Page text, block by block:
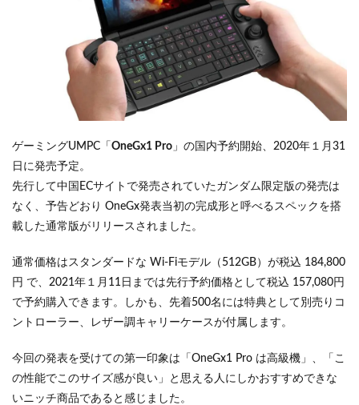
ゲーミングUMPC「 OneGx1 Pro 」の国内予約開始、2020年１月31
日に発売予定。
先行して中国ECサイトで発売されていたガンダム限定版の発売は
なく、予告どおり OneGx発表当初の完成形と呼べるスペックを搭
載した通常版がリリースされました。
通常価格はスタンダードな Wi-Fiモデル（512GB）が税込 184,800
円 で、2021年１月11日までは先行予約価格として税込 157,080円
で予約購入できます。しかも、先着500名には特典として別売りコ
ントローラー、レザー調キャリーケースが付属します。
今回の発表を受けての第一印象は「OneGx1 Pro は高級機」、「こ
の性能でこのサイズ感が良い」と思える人にしかおすすめできな
いニッチ商品であると感じました。